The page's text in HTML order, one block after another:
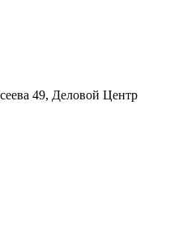
49, Деловой Центр